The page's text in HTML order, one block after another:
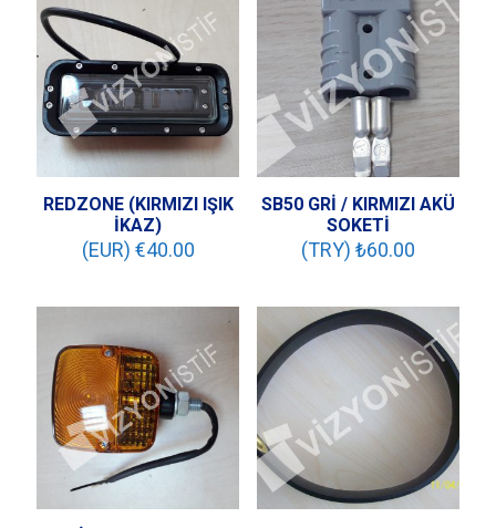
REDZONE (KIRMIZI IŞIK
İKAZ)
(EUR) €40.00
SB50 GRİ / KIRMIZI AKÜ
SOKETİ
(TRY) ₺60.00